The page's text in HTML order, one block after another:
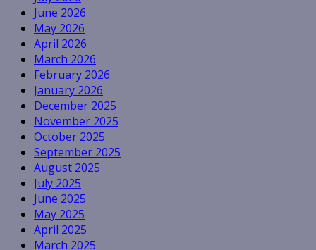
June 2026
May 2026
April 2026
March 2026
February 2026
January 2026
December 2025
November 2025
October 2025
September 2025
August 2025
July 2025
June 2025
May 2025
April 2025
March 2025